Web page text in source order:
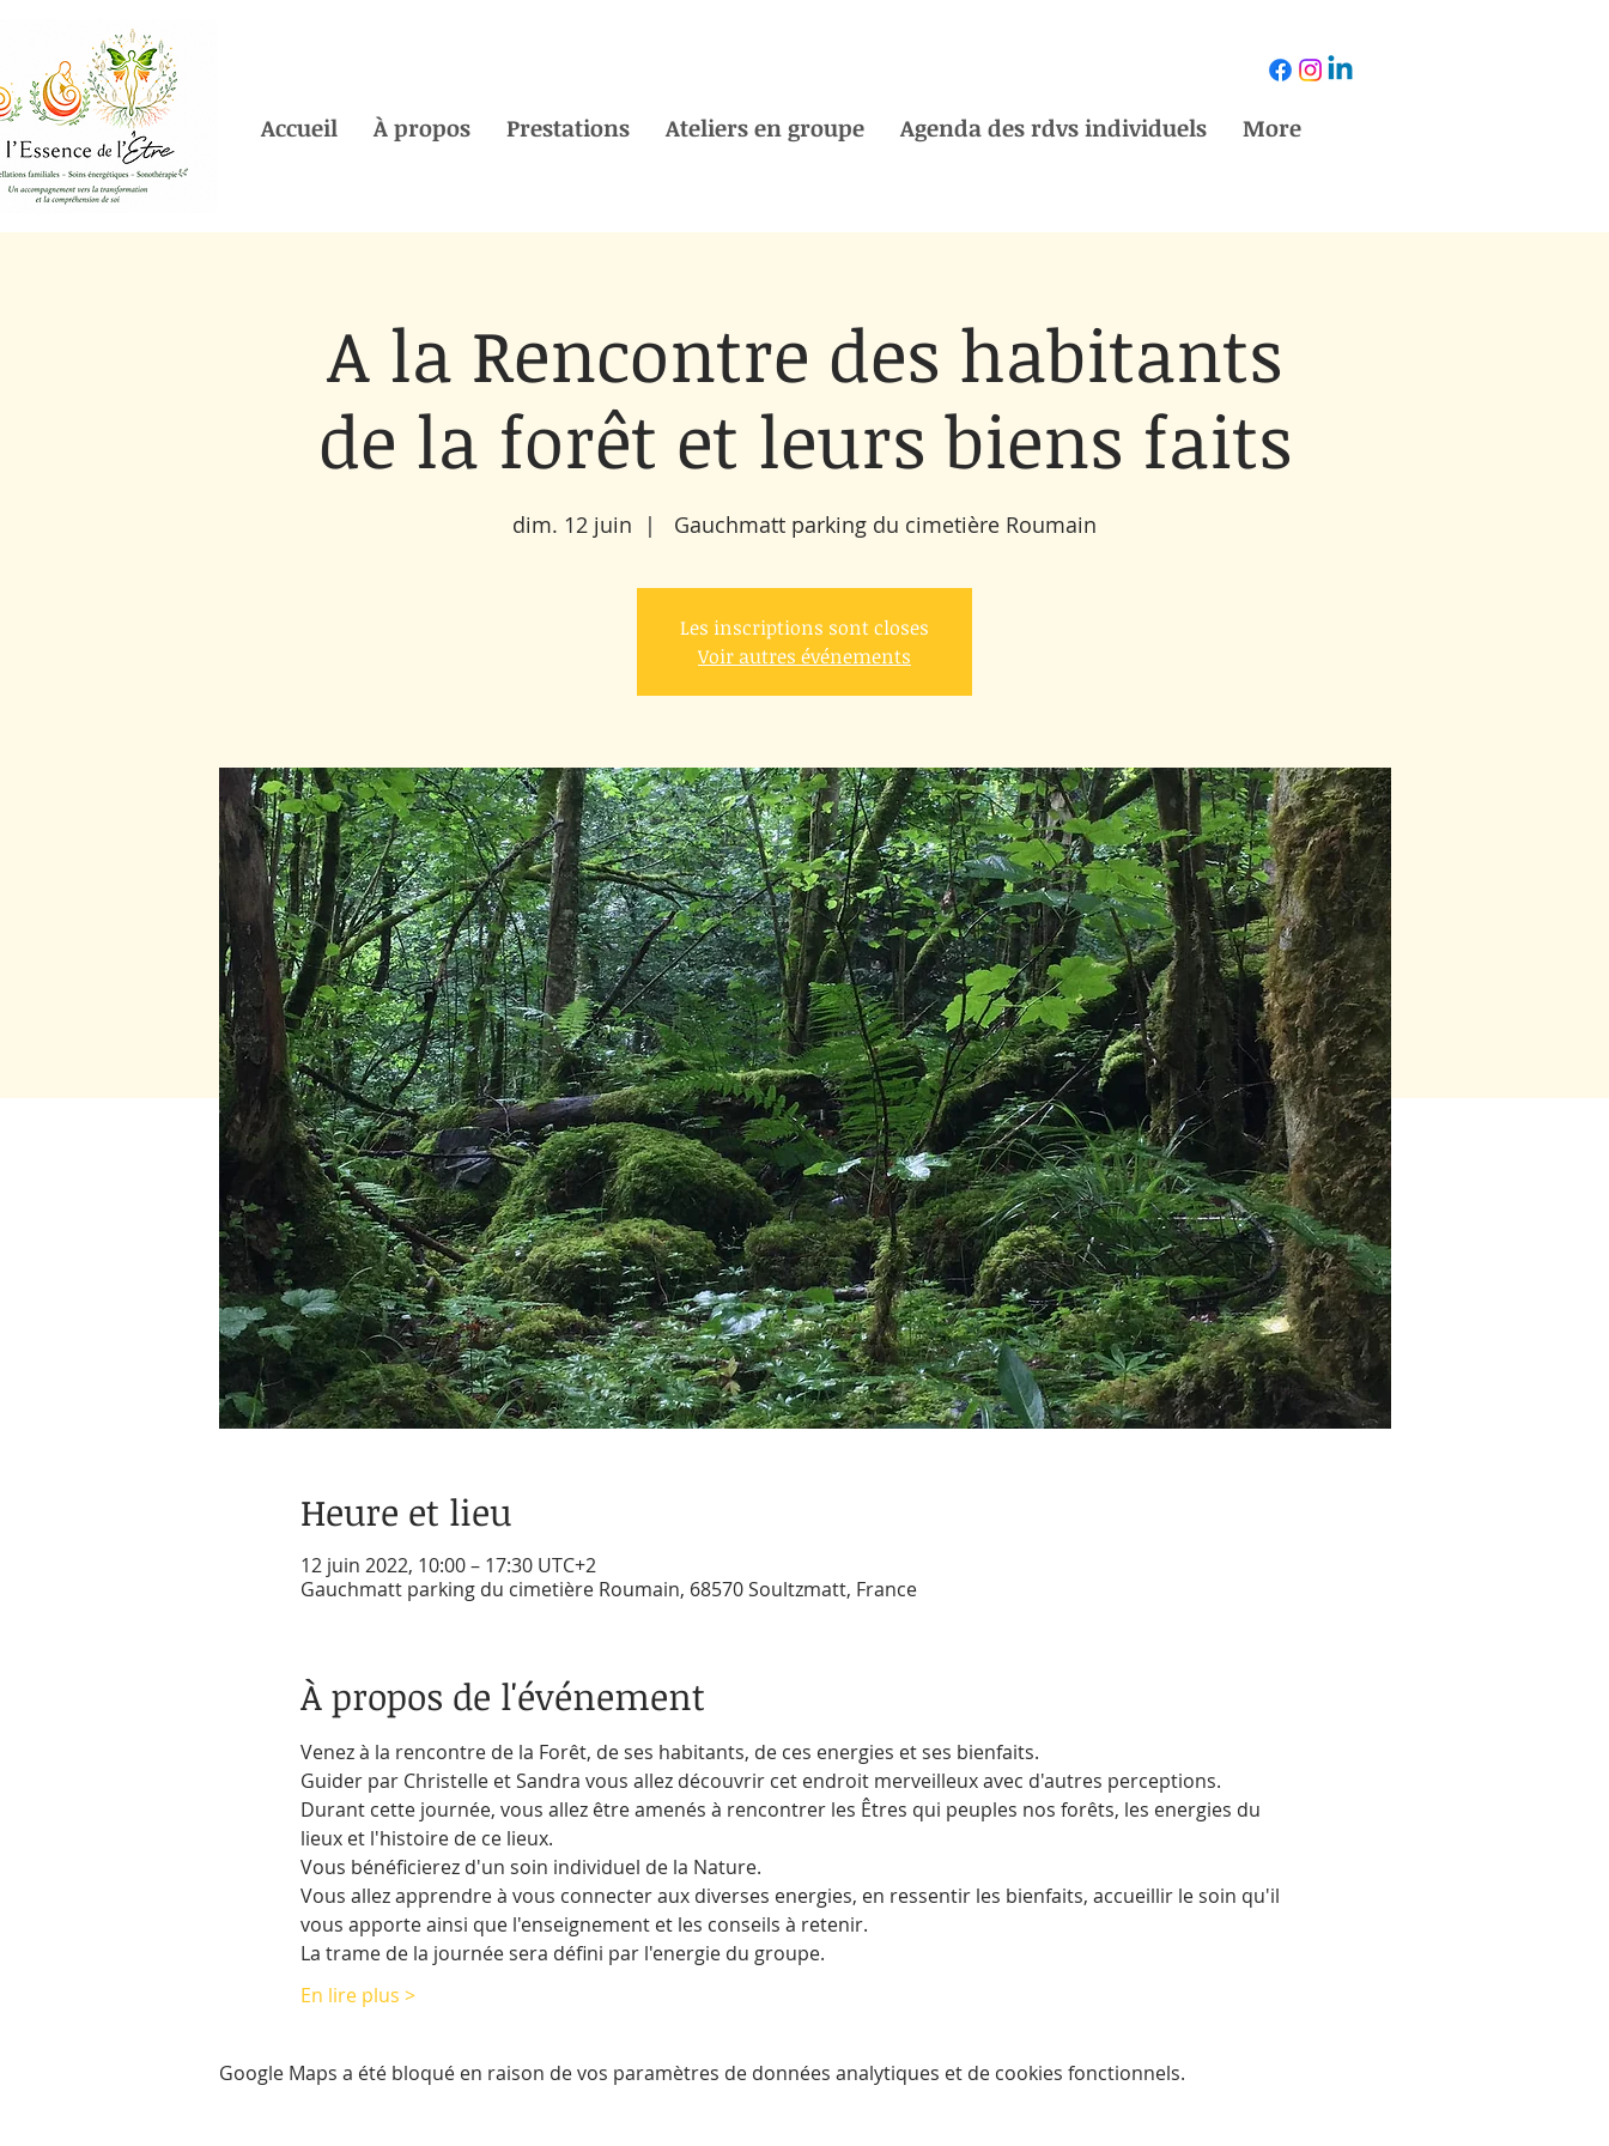
Accueil À propos Prestations Ateliers en groupe Agenda des rdvs individuels More
A la Rencontre des habitants
de la forêt et leurs biens faits
dim. 12 juin
  |
Gauchmatt parking du cimetière Roumain
Les inscriptions sont closes
Voir autres événements
Heure et lieu
12 juin 2022, 10:00 – 17:30 UTC+2
Gauchmatt parking du cimetière Roumain, 68570 Soultzmatt, France
À propos de l'événement
Venez à la rencontre de la Forêt, de ses habitants, de ces energies et ses bienfaits.
Guider par Christelle et Sandra vous allez découvrir cet endroit merveilleux avec d'autres perceptions.
Durant cette journée, vous allez être amenés à rencontrer les Êtres qui peuples nos forêts, les energies du
lieux et l'histoire de ce lieux.
Vous bénéficierez d'un soin individuel de la Nature.
Vous allez apprendre à vous connecter aux diverses energies, en ressentir les bienfaits, accueillir le soin qu'il
vous apporte ainsi que l'enseignement et les conseils à retenir.
La trame de la journée sera défini par l'energie du groupe.
En lire plus >
Google Maps a été bloqué en raison de vos paramètres de données analytiques et de cookies fonctionnels.